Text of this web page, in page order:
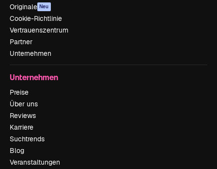
Originale Neu
Cookie-Richtlinie
Vertrauenszentrum
Partner
Unternehmen
Unternehmen
Preise
Über uns
Reviews
Karriere
Suchtrends
Blog
Veranstaltungen